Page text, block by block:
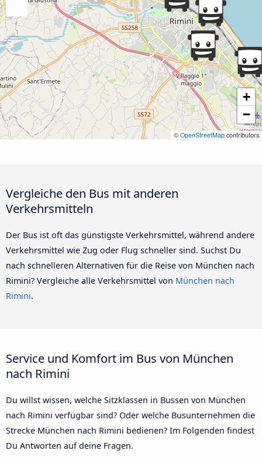
+
−
© OpenStreetMapcontributors
Vergleiche den Bus mit anderen
Verkehrsmitteln
Der Bus ist oft das günstigste Verkehrsmittel, während andere
Verkehrsmittel wie Zug oder Flug schneller sind. Suchst Du
nach schnelleren Alternativen für die Reise von München nach
Rimini? Vergleiche alle Verkehrsmittel von München nach
Rimini.
Service und Komfort im Bus von München
nach Rimini
Du willst wissen, welche Sitzklassen in Bussen von München
nach Rimini verfügbar sind? Oder welche Busunternehmen die
Strecke München nach Rimini bedienen? Im Folgenden findest
Du Antworten auf deine Fragen.